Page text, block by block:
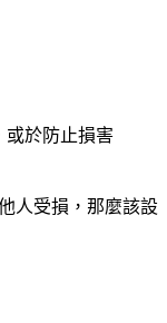
或於防止損害
人受損，那麼該設